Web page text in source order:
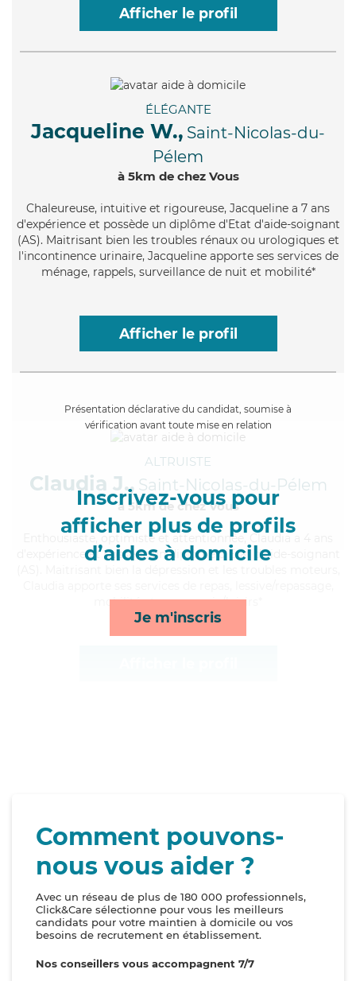
Afficher le profil
ÉLÉGANTE
Jacqueline W., Saint-Nicolas-du-
Pélem
à 5km de chez Vous
Chaleureuse, intuitive et rigoureuse, Jacqueline a 7 ans
d'expérience et possède un diplôme d'Etat d'aide-soignant
(AS). Maitrisant bien les troubles rénaux ou urologiques et
l'incontinence urinaire, Jacqueline apporte ses services de
ménage, rappels, surveillance de nuit et mobilité*
Afficher le profil
Présentation déclarative du candidat, soumise à
vérification avant toute mise en relation
Inscrivez-vous pour
afficher plus de profils
d’aides à domicile
Je m'inscris
ALTRUISTE
Claudia J., Saint-Nicolas-du-Pélem
à 5km de chez Vous
, optimiste et attentionnée, Claudia a 4 ans
d'expérience et possède un diplôme d'Etat d'aide-soignant
mobilité et compagnie/loisirs*
Comment pouvons-
nous vous aider ?
Avec un réseau de plus de 180 000 professionnels,
Click&Care sélectionne pour vous les meilleurs
candidats pour votre maintien à domicile ou vos
besoins de recrutement en établissement.
Nos conseillers vous accompagnent 7/7